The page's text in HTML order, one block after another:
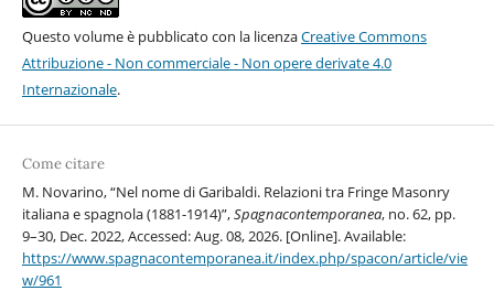
Questo volume è pubblicato con la licenzaCreative Commons
Attribuzione - Non commerciale - Non opere derivate 4.0
Internazionale.
Come citare
M. Novarino, “Nel nome di Garibaldi. Relazioni tra Fringe Masonry
italiana e spagnola (1881-1914)”,Spagnacontemporanea, no. 62, pp.
9–30, Dec. 2022, Accessed: Aug. 08, 2026. [Online]. Available:
https://www.spagnacontemporanea.it/index.php/spacon/article/vie
w/961